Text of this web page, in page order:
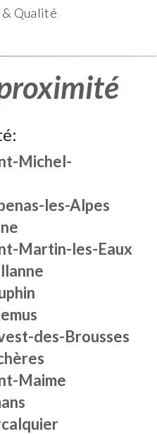
& Qualité
Michel-
les-Alpes
Martin-les-Eaux
des-Brousses
Maime